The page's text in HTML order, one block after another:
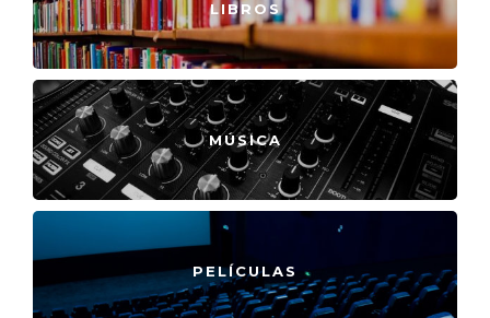
LIBROS
MÚSICA
PELÍCULAS